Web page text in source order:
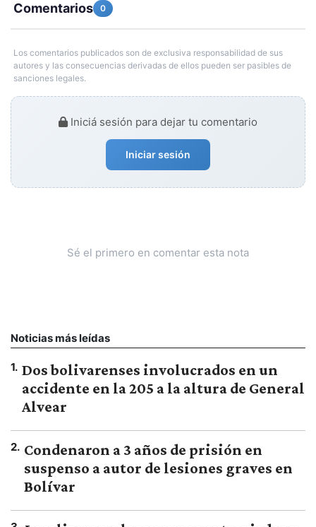
Comentarios 0
Los comentarios publicados son de exclusiva responsabilidad de sus
autores y las consecuencias derivadas de ellos pueden ser pasibles de
sanciones legales.
Iniciá sesión para dejar tu comentario
Iniciar sesión
Sé el primero en comentar esta nota
Noticias más leídas
1. Dos bolivarenses involucrados en un
accidente en la 205 a la altura de General
Alvear
2. Condenaron a 3 años de prisión en
suspenso a autor de lesiones graves en
Bolívar